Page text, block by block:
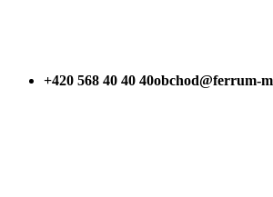
+420 568 40 40 40obchod@ferrum-